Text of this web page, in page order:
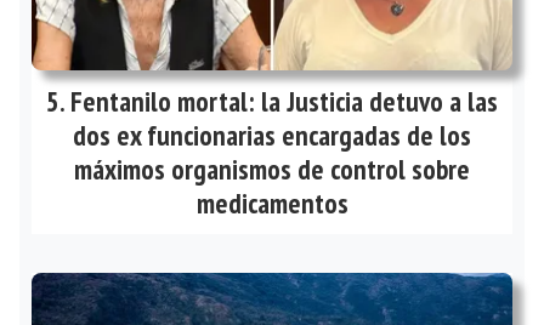
Fentanilo mortal: la Justicia detuvo a las
dos ex funcionarias encargadas de los
máximos organismos de control sobre
medicamentos